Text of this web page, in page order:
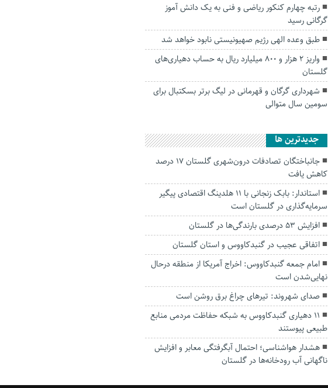
رتبه چهارم کنکور ریاضی و فنی به یک دانش آموز
گرگانی رسید
طبق وعده الهی رژیم صهیونیستی نابود خواهد شد
واریز ۲ هزار و ۸۰۰ میلیارد ریال به حساب دهیاری‌های
گلستان
شهرداری گرگان و قهرمانی در لیگ برتر بسکتبال برای
سومین سال متوالی
جديدترين ها
جانباختگان تصادفات درون‌شهری گلستان ۱۷ درصد
کاهش یافت
استاندار: بابک زنجانی با ۱۱ هلدینگ اقتصادی پیگیر
سرمایه‌گذاری در گلستان است
افزایش ۵۳ درصدی بارندگی‌ها در گلستان
اتفاقی عجیب در‌ گنبدکاووس و استان گلستان
امام جمعه گنبدکاووس: اخراج آمریکا از منطقه درحال
نهایی‌شدن است
صدای شهروند: تیرهای چراغ برق روشن است
۱۱ دهیاری گنبدکاووس به شبکه حفاظت مردمی منابع
طبیعی پیوستند
هشدار هواشناسی؛ احتمال آبگرفتگی معابر و افزایش
ناگهانی آب رودخانه‌ها در گلستان